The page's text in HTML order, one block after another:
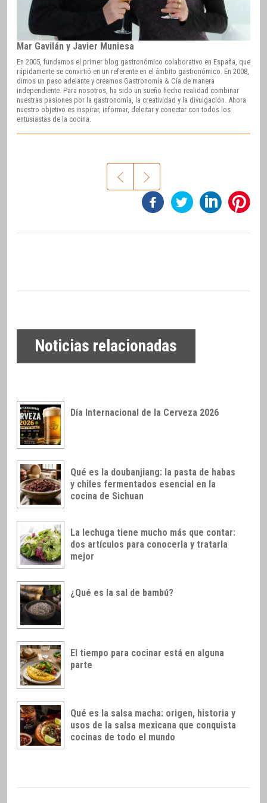
Mar Gavilán y Javier Muniesa
En 2005, fundamos el primer blog gastronómico colaborativo en España, que
rápidamente se convirtió en un referente en el ámbito gastronómico. En 2008,
dimos un paso adelante y creamos Gastronomía & Cía de manera
independiente. Para nosotros, ha sido un sueño hecho realidad combinar
nuestras pasiones por la gastronomía, la creatividad y la divulgación. Ahora
nuestro objetivo es inspirar, informar, deleitar y conectar con todos los
entusiastas de la cocina.
Noticias relacionadas
Día Internacional de la Cerveza 2026
Qué es la doubanjiang: la pasta de habas
y chiles fermentados esencial en la
cocina de Sichuan
La lechuga tiene mucho más que contar:
dos artículos para conocerla y tratarla
mejor
¿Qué es la sal de bambú?
El tiempo para cocinar está en alguna
parte
Qué es la salsa macha: origen, historia y
usos de la salsa mexicana que conquista
cocinas de todo el mundo